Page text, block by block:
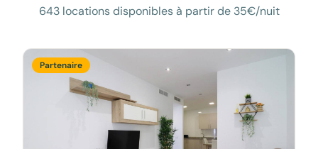
643 locations disponibles à partir de 35€/nuit
Partenaire